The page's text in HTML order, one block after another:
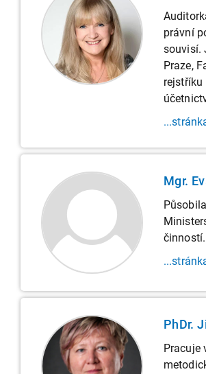
právní
souvisí.
Praze,
rejstříku
Mgr.
činností.
PhDr.
Pracuje